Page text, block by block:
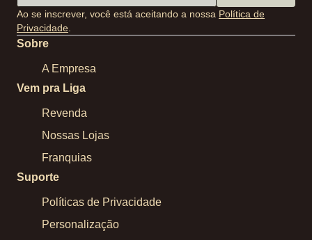
Ao se inscrever, você está aceitando a nossa Política de
Privacidade
Sobre
A Empresa
Vem pra Liga
Revenda
Nossas Lojas
Franquias
Suporte
Políticas de Privacidade
Personalização